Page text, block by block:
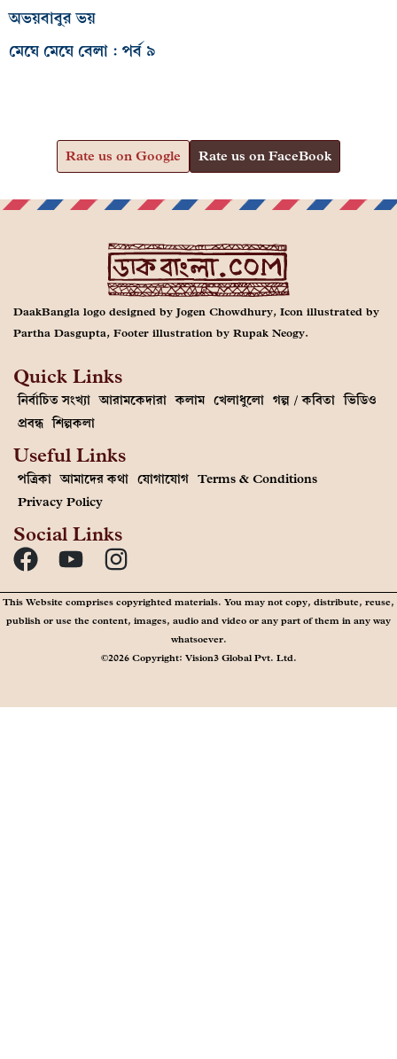
অভয়বাবুর ভয়
মেঘে মেঘে বেলা : পর্ব ৯
Rate us on Google Rate us on FaceBook
DaakBangla logo designed by Jogen Chowdhury, Icon illustrated by
Partha Dasgupta, Footer illustration by Rupak Neogy.
Quick Links
নির্বাচিত সংখ্যা আরামকেদারা কলাম খেলাধুলো গল্প / কবিতা ভিডিও
প্রবন্ধ শিল্পকলা
Useful Links
পত্রিকা আমাদের কথা যোগাযোগ Terms & Conditions
Privacy Policy
Social Links
This Website comprises copyrighted materials. You may not copy, distribute, reuse,
publish or use the content, images, audio and video or any part of them in any way
whatsoever.
©2026 Copyright: Vision3 Global Pvt. Ltd.